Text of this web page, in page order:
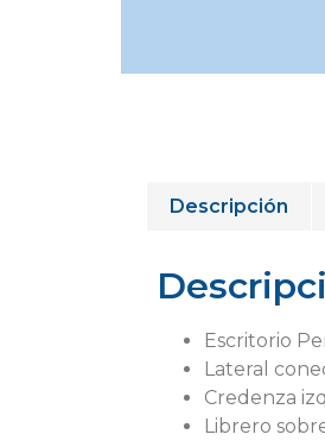
Descripción
Escritorio
Lateral
Credenza
Librero